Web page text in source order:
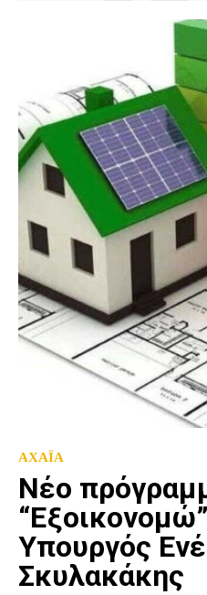
ΑΧΑΪΑ
Nέο
Υπουργός
Σκυλακάκης